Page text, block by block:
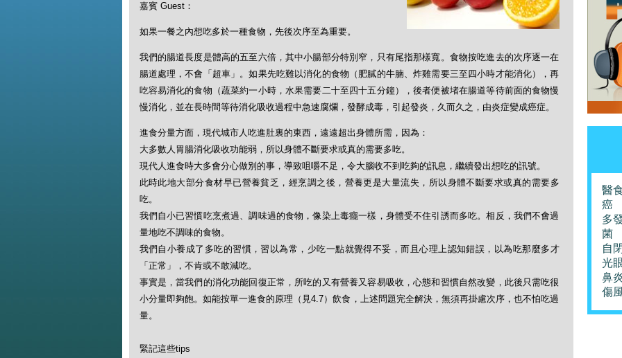
嘉賓 Guest：
如果一餐之內想吃多於一種食物，先後次序至為重要。
我們的腸道長度是體高的五至六倍，其中小腸部分特別窄，只有尾指那樣寬。食物按吃進去的次序逐一在
腸道處理，不會「超車」。如果先吃難以消化的食物（肥膩的牛腩、炸雞需要三至四小時才能消化），再
吃容易消化的食物（蔬菜約一小時，水果需要二十至四十五分鐘），後者便被堵在腸道等待前面的食物慢
慢消化，並在長時間等待消化吸收過程中急速腐爛，發酵成毒，引起發炎，久而久之，由炎症變成癌症。
進食分量方面，現代城市人吃進肚裏的東西，遠遠超出身體所需，因為：
大多數人胃腸消化吸收功能弱，所以身體不斷要求或真的需要多吃。
現代人進食時大多會分心做別的事，導致咀嚼不足，令大腦收不到吃夠的訊息，繼續發出想吃的訊號。
此時此地大部分食材早已營養貧乏，經烹調之後，營養更是大量流失，所以身體不斷要求或真的需要多
吃。
我們自小已習慣吃烹煮過、調味過的食物，像染上毒癮一樣，身體受不住引誘而多吃。相反，我們不會過
量地吃不調味的食物。
我們自小養成了多吃的習慣，習以為常，少吃一點就覺得不妥，而且心理上認知錯誤，以為吃那麼多才
「正常」，不肯或不敢減吃。
事實是，當我們的消化功能回復正常，所吃的又有營養又容易吸收，心態和習慣自然改變，此後只需吃很
小分量即夠飽。如能按單一進食的原理（見4.7）飲食，上述問題完全解決，無須再掛慮次序，也不怕吃過
量。
緊記這些tips
醫
癌
多
菌
自
光
鼻
傷